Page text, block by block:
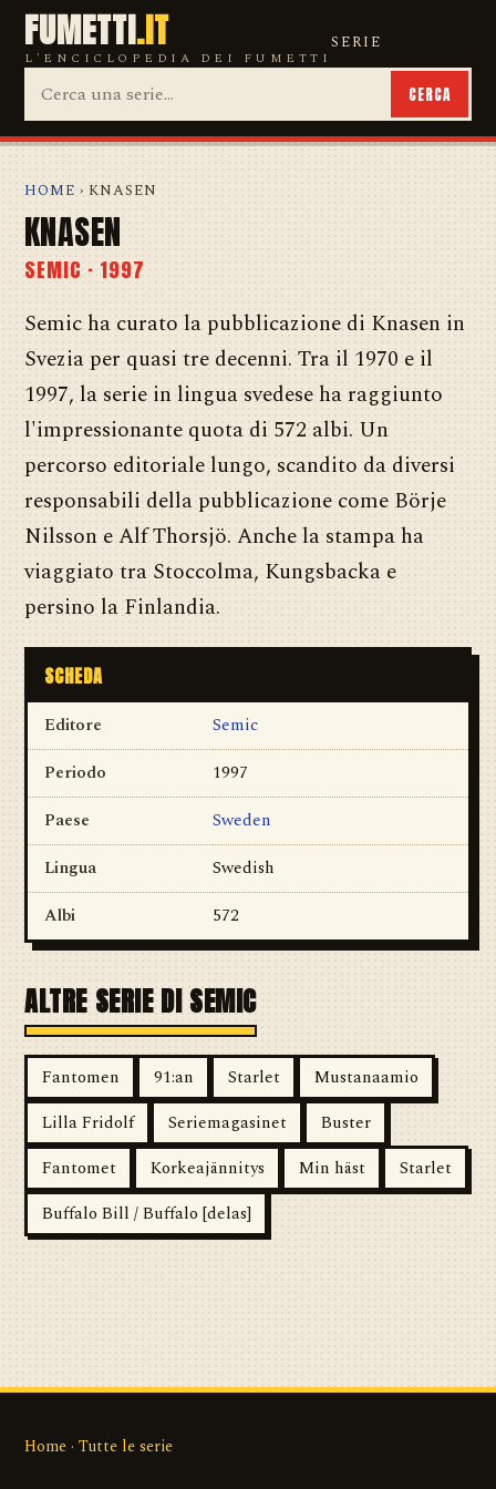
FUMETTI.IT
L'ENCICLOPEDIA DEI FUMETTI
SERIE
CERCA
HOME › KNASEN
KNASEN
SEMIC · 1997
Semic ha curato la pubblicazione di Knasen in
Svezia per quasi tre decenni. Tra il 1970 e il
1997, la serie in lingua svedese ha raggiunto
l'impressionante quota di 572 albi. Un
percorso editoriale lungo, scandito da diversi
responsabili della pubblicazione come Börje
Nilsson e Alf Thorsjö. Anche la stampa ha
viaggiato tra Stoccolma, Kungsbacka e
persino la Finlandia.
SCHEDA
Editore
Semic
Periodo
1997
Paese
Sweden
Lingua
Swedish
Albi
572
ALTRE SERIE DI SEMIC
Fantomen 91:an Starlet
Mustanaamio
Lilla Fridolf
Seriemagasinet
Buster
Fantomet
Korkeajännitys Min häst
Starlet
Buffalo Bill / Buffalo [delas]
Home · Tutte le serie